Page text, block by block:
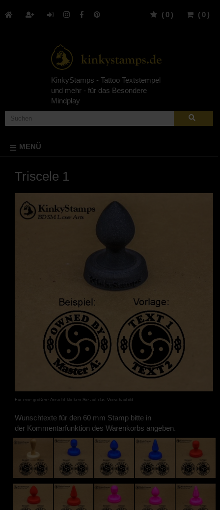
( 0 )
( 0 )
KinkyStamps - Tattoo Textstempel
und mehr - für das Besondere
Mindplay
MENÜ
Triscele 1
Für eine größere Ansicht klicken Sie auf das Vorschaubild
Wunschtexte für den 60 mm Stamp bitte in
der Kommentarfunktion des Warenkorbs angeben.